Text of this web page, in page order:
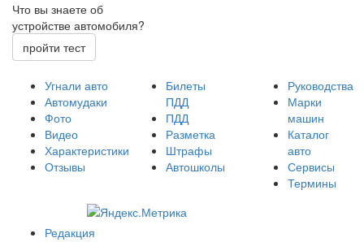
Что вы знаете об
устройстве автомобиля?
пройти тест
Угнали авто
Автомудаки
Фото
Видео
Характеристики
Отзывы
Билеты
ПДД
ПДД
Разметка
Штрафы
Автошколы
Руководства
Марки
машин
Каталог
авто
Сервисы
Термины
Редакция